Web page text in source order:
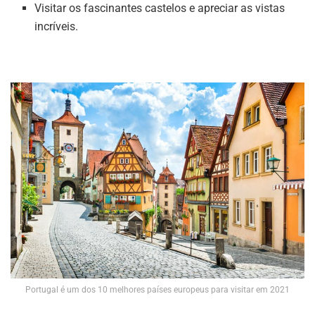
Visitar os fascinantes castelos e apreciar as vistas
incríveis.
Portugal é um dos 10 melhores países europeus para visitar em 2021